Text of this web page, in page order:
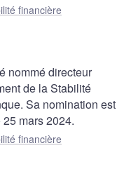
financière
nommé directeur
de la Stabilité
Sa nomination est
mars 2024.
financière